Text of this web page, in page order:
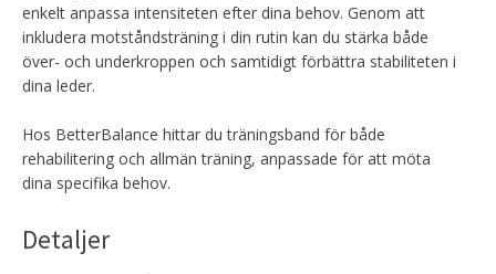
enkelt anpassa intensiteten efter dina behov. Genom att
inkludera motståndsträning i din rutin kan du stärka både
över- och underkroppen och samtidigt förbättra stabiliteten i
dina leder.
Hos BetterBalance hittar du träningsband för både
rehabilitering och allmän träning, anpassade för att möta
dina specifika behov.
Detaljer